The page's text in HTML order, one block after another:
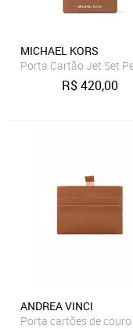
MICHAEL KORS
Porta Cartão Jet Set
R$420,00
ANDREA VINCI
Porta cartões de